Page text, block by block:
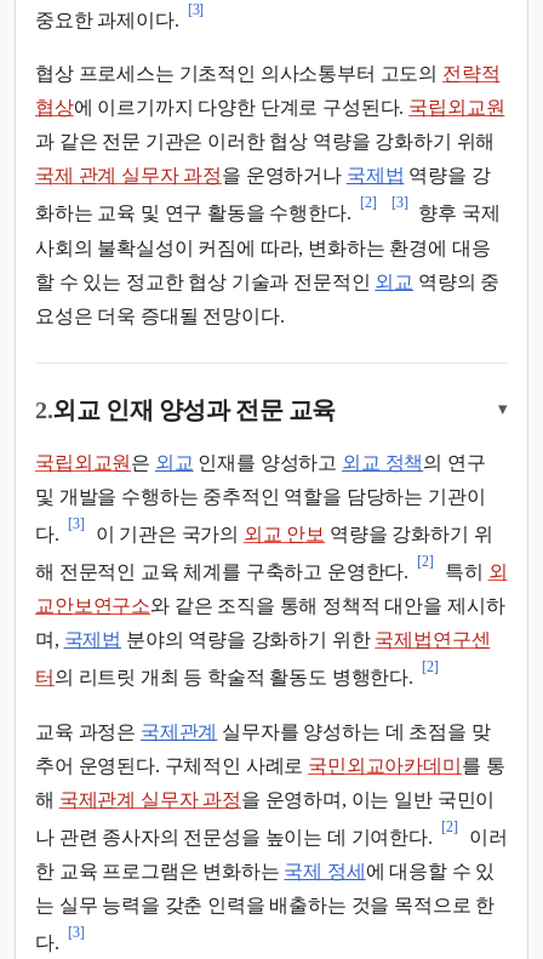
중요한 과제이다.
[3]
협상 프로세스는 기초적인 의사소통부터 고도의 전략적
협상에 이르기까지 다양한 단계로 구성된다. 국립외교원
과 같은 전문 기관은 이러한 협상 역량을 강화하기 위해
국제 관계 실무자 과정을 운영하거나 국제법 역량을 강
화하는 교육 및 연구 활동을 수행한다.
[2] [3]
향후 국제
사회의 불확실성이 커짐에 따라, 변화하는 환경에 대응
할 수 있는 정교한 협상 기술과 전문적인 외교 역량의 중
요성은 더욱 증대될 전망이다.
2.외교 인재 양성과 전문 교육 ▾
국립외교원 은 외교 인재를 양성하고 외교 정책의 연구
및 개발을 수행하는 중추적인 역할을 담당하는 기관이
다.
[3]
이 기관은 국가의 외교 안보 역량을 강화하기 위
해 전문적인 교육 체계를 구축하고 운영한다.
[2]
특히 외
교안보연구소와 같은 조직을 통해 정책적 대안을 제시하
며, 국제법 분야의 역량을 강화하기 위한 국제법연구센
터 의 리트릿 개최 등 학술적 활동도 병행한다.
[2]
교육 과정은 국제관계 실무자를 양성하는 데 초점을 맞
추어 운영된다. 구체적인 사례로 국민외교아카데미 를 통
해 국제관계 실무자 과정을 운영하며, 이는 일반 국민이
나 관련 종사자의 전문성을 높이는 데 기여한다.
[2]
이러
한 교육 프로그램은 변화하는 국제 정세 에 대응할 수 있
는 실무 능력을 갖춘 인력을 배출하는 것을 목적으로 한
다.
[3]